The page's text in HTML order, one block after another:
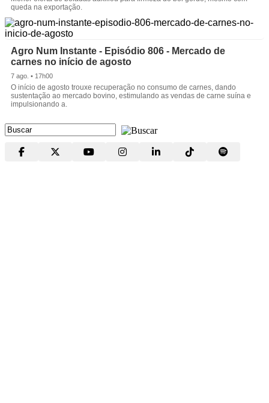
queda na exportação.
Agro Num Instante - Episódio 806 - Mercado de
carnes no início de agosto
7 ago. • 17h00
O início de agosto trouxe recuperação no consumo de carnes, dando
sustentação ao mercado bovino, estimulando as vendas de carne suína e
impulsionando a.